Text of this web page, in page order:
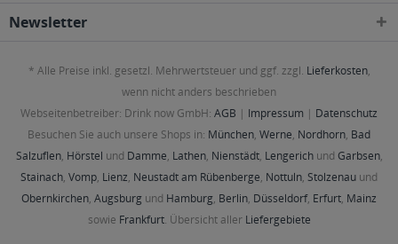
Newsletter
* Alle Preise inkl. gesetzl. Mehrwertsteuer und ggf. zzgl. Lieferkosten,
wenn nicht anders beschrieben
Webseitenbetreiber: Drink now GmbH: AGB | Impressum | Datenschutz
Besuchen Sie auch unsere Shops in: München, Werne, Nordhorn, Bad
Salzuflen, Hörstel und Damme, Lathen, Nienstädt, Lengerichund Garbsen,
Stainach, Vomp, Lienz, Neustadt am Rübenberge, Nottuln, Stolzenau und
Obernkirchen, Augsburg und Hamburg, Berlin, Düsseldorf, Erfurt, Mainz
sowie Frankfurt. Übersicht aller Liefergebiete